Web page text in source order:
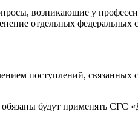
возникающие у
отдельных федеральных
поступлений, связанных
обязаны будут применять СГС